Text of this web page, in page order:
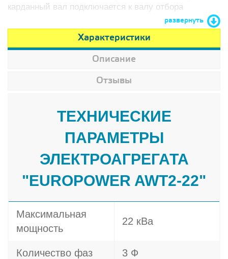
карданный вал подключается к валу отбора
развернуть
Характеристики
Описание
Отзывы
ТЕХНИЧЕСКИЕ
ПАРАМЕТРЫ
ЭЛЕКТРОАГРЕГАТА
"EUROPOWER AWT2-22"
Максимальная
мощность
22 кВа
Количество фаз 3 Ф